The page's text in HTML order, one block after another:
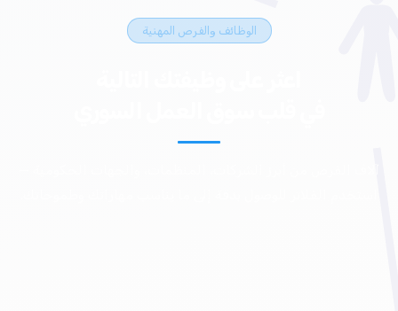
الوظائف والفرص المهنية